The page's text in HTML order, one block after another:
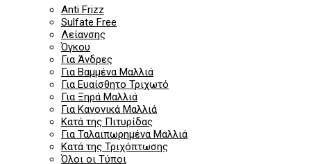
Anti Frizz
Sulfate Free
Λείανσης
Όγκου
Για Άνδρες
Για Βαμμένα Μαλλιά
Για Ευαίσθητο Τριχωτό
Για Ξηρά Μαλλιά
Για Κανονικά Μαλλιά
Κατά της Πιτυρίδας
Για Ταλαιπωρημένα Μαλλιά
Κατά της Τριχόπτωσης
Όλοι οι Τύποι